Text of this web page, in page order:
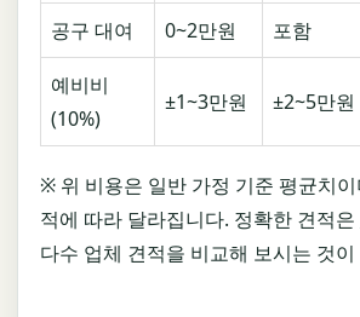
공구 대여 0~2만원 포함
예비비
(10%)
±1~3만원 ±2~5만원
※ 위 비용은 일반 가정 기준 평균치이
적에 따라 달라집니다. 정확한 견적은
다수 업체 견적을 비교해 보시는 것